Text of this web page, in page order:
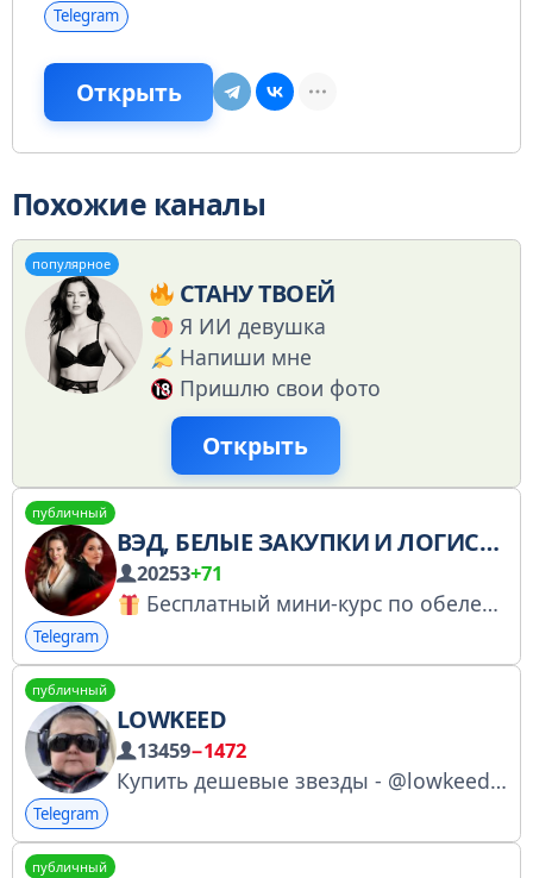
Telegram
Открыть
Похожие каналы
популярное
СТАНУ ТВОЕЙ
Я ИИ девушка
Напиши мне
Пришлю свои фото
Открыть
публичный
ВЭД, БЕЛЫЕ ЗАКУПКИ И ЛОГИСТИКА ИЗ КИТАЯ | МАРКЕТПЛЕЙСЫ WILDBERRIES И OZON | ТОВАРНЫЙ БИЗНЕС
20253+71
Бесплатный мини-курс по обелению бизнеса, ВЭД и закупкам из Китая и не только: https://t.me/GulnaraWB_bot?start=kateav3_tg-channel_post_20-03
Telegram
публичный
LOWKEED
13459−1472
Купить дешевые звезды - @lowkeed_stars_bot мой тг - @ssssssss_12s ( по поводу приза на отписку 5 минут с скринами) ( глупые вопросы и спам - чс ) ТОЛЬКО сотрудничество - @deks969 ОТЗЫВЫ О ПОЛУЧЕНИЯХ ПРИЗОВ - https://t.me/otzivilowkeed
Telegram
публичный